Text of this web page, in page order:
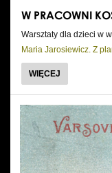
W PRACOWNI
Warsztaty dla dzieci w
Maria Jarosiewicz. Z
WIĘCEJ